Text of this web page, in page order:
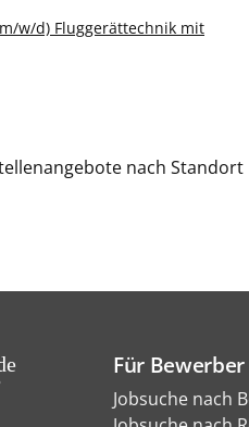
w/d) Fluggerättechnik mit
nach Standort
Für Bewerber
Jobsuche nach